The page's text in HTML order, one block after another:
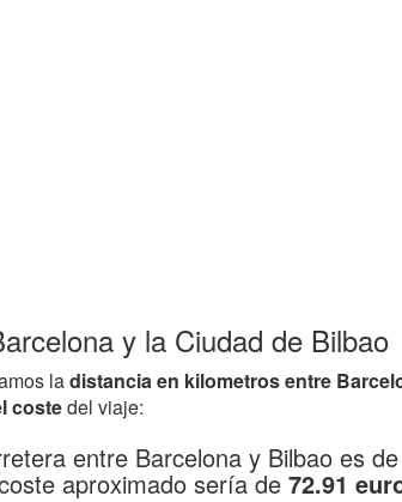
y la Ciudad de Bilbao
ladistancia en kilometros entre
costedel viaje:
entre Barcelona y Bilbao es de
aproximado sería de 72.91